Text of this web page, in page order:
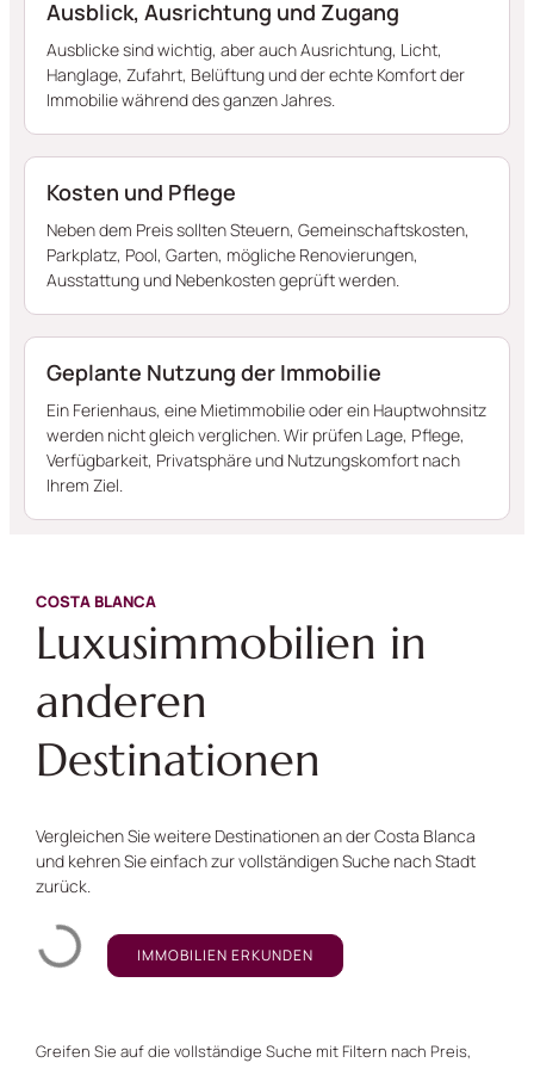
Ausblick, Ausrichtung und Zugang
Ausblicke sind wichtig, aber auch Ausrichtung, Licht,
Hanglage, Zufahrt, Belüftung und der echte Komfort der
Immobilie während des ganzen Jahres.
Kosten und Pflege
Neben dem Preis sollten Steuern, Gemeinschaftskosten,
Parkplatz, Pool, Garten, mögliche Renovierungen,
Ausstattung und Nebenkosten geprüft werden.
Geplante Nutzung der Immobilie
Ein Ferienhaus, eine Mietimmobilie oder ein Hauptwohnsitz
werden nicht gleich verglichen. Wir prüfen Lage, Pflege,
Verfügbarkeit, Privatsphäre und Nutzungskomfort nach
Ihrem Ziel.
COSTA BLANCA
Luxusimmobilien in
anderen
Destinationen
Vergleichen Sie weitere Destinationen an der Costa Blanca
und kehren Sie einfach zur vollständigen Suche nach Stadt
zurück.
IMMOBILIEN ERKUNDEN
Greifen Sie auf die vollständige Suche mit Filtern nach Preis,